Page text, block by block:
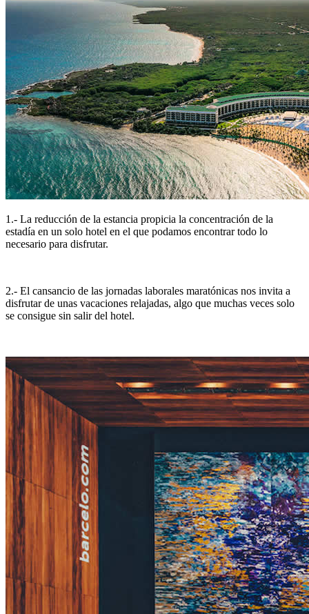
1.- La reducción de la estancia propicia la concentración de la
estadía en un solo hotel en el que podamos encontrar todo lo
necesario para disfrutar.
2.- El cansancio de las jornadas laborales maratónicas nos invita a
disfrutar de unas vacaciones relajadas, algo que muchas veces solo
se consigue sin salir del hotel.